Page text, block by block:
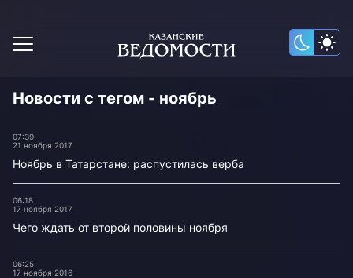
Новости с тегом - ноябрь
07:39
21 ноября 2017
Ноябрь в Татарстане: распустилась верба
06:18
17 ноября 2017
Чего ждать от второй половины ноября
06:25
17 ноября 2016